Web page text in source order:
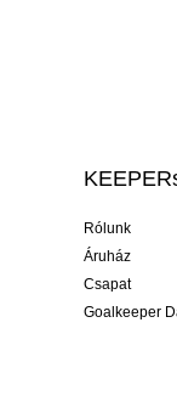
Rólunk
Áruház
Csapat
Goalkeeper